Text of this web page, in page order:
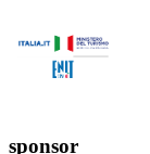
sponsor